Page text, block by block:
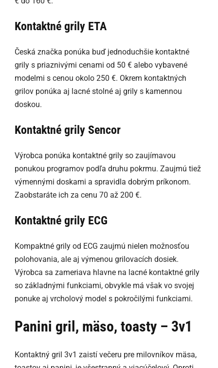
Kontaktné grily ETA
Česká značka ponúka buď jednoduchšie kontaktné
grily s priaznivými cenami od 50 € alebo vybavené
modelmi s cenou okolo 250 €. Okrem kontaktných
grilov ponúka aj lacné stolné aj grily s kamennou
doskou.
Kontaktné grily Sencor
Výrobca ponúka kontaktné grily so zaujímavou
ponukou programov podľa druhu pokrmu. Zaujmú tiež
výmennými doskami a spravidla dobrým príkonom.
Zaobstaráte ich za cenu 70 až 200 €.
Kontaktné grily ECG
Kompaktné grily od ECG zaujmú nielen možnosťou
polohovania, ale aj výmenou grilovacích dosiek.
Výrobca sa zameriava hlavne na lacné kontaktné grily
so základnými funkciami, obvykle má však vo svojej
ponuke aj vrcholový model s pokročilými funkciami.
Panini gril, mäso, toasty – 3v1
Kontaktný gril 3v1 zaistí večeru pre milovníkov mäsa,